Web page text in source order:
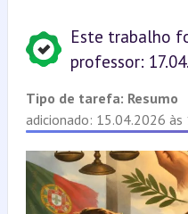
Este trabalho
professor:
Tipo de tarefa: Resumo
adicionado: 15.04.2026 às